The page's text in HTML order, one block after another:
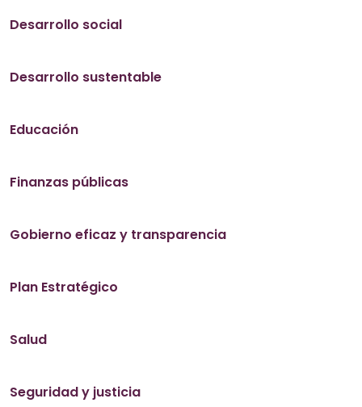
Desarrollo social
Desarrollo sustentable
Educación
Finanzas públicas
Gobierno eficaz y transparencia
Plan Estratégico
Salud
Seguridad y justicia